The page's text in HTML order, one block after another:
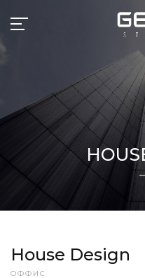
House Design
ОФФИС